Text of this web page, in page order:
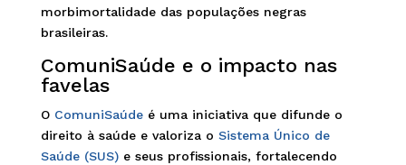
morbimortalidade das populações negras
brasileiras.
ComuniSaúde e o impacto nas
favelas
O ComuniSaúdeé uma iniciativa que difunde o
direito à saúde e valoriza o Sistema Único de
Saúde (SUS)e seus profissionais, fortalecendo